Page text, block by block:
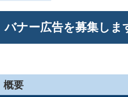
バナー広告を募集しま
概要